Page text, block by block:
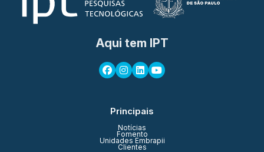
Aqui tem IPT
Principais
Notícias
Fomento
Unidades Embrapii
Clientes